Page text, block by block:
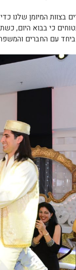
בצוות המיומן שלנו
כי בבוא היום,
עם החברים